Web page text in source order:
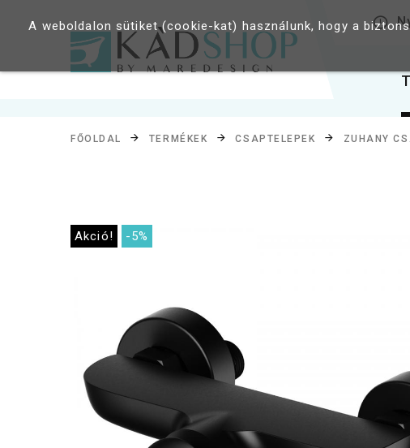
FŐOLDAL TERMÉKEK CSAPTELEPEK ZUHANY
Akció! -5%
A weboldalon sütiket (cookie-kat) használunk, hogy a